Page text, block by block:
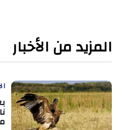
المزيد من الأخبار